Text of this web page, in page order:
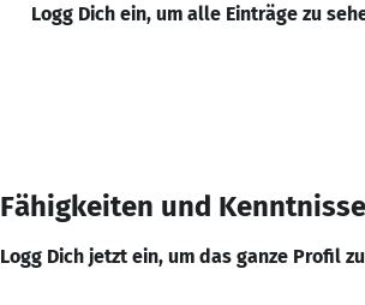
Logg Dich ein, um alle Einträge zu
Fähigkeiten und Kenntnisse
Logg Dich jetzt ein, um das ganze Profil